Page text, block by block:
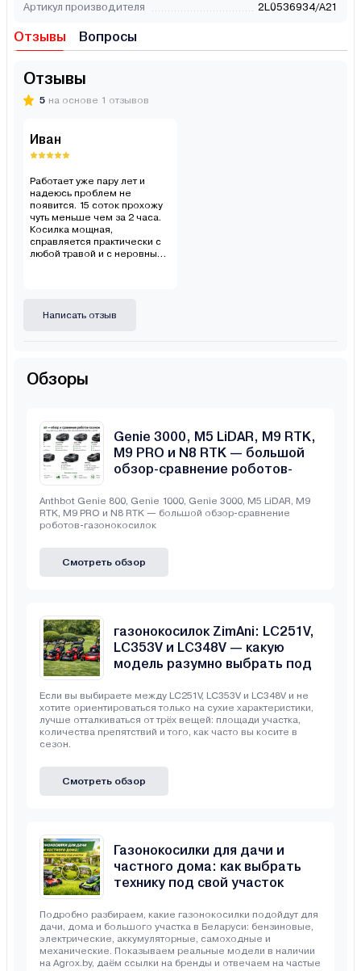
Артикул производителя 2L0536934/A21
Отзывы Вопросы
Отзывы
5 на основе 1 отзывов
Иван
Работает уже пару лет и
надеюсь проблем не
появится. 15 соток прохожу
чуть меньше чем за 2 часа.
Косилка мощная,
справляется практически с
любой травой и с неровными
Написать отзыв
Обзоры
Genie 3000, M5 LiDAR, M9 RTK,
M9 PRO и N8 RTK — большой
обзор-сравнение роботов-
Anthbot Genie 800, Genie 1000, Genie 3000, M5 LiDAR, M9
RTK, M9 PRO и N8 RTK — большой обзор-сравнение
роботов-газонокосилок
Смотреть обзор
газонокосилок ZimAni: LC251V,
LC353V и LC348V — какую
модель разумно выбрать под
Если вы выбираете между LC251V, LC353V и LC348V и не
хотите ориентироваться только на сухие характеристики,
лучше отталкиваться от трёх вещей: площади участка,
количества препятствий и того, как часто вы косите в
сезон.
Смотреть обзор
Газонокосилки для дачи и
частного дома: как выбрать
технику под свой участок
Подробно разбираем, какие газонокосилки подойдут для
дачи, дома и большого участка в Беларуси: бензиновые,
электрические, аккумуляторные, самоходные и
механические. Показываем реальные модели в наличии
на Agrox.by, даём ссылки на бренды и отвечаем на частые